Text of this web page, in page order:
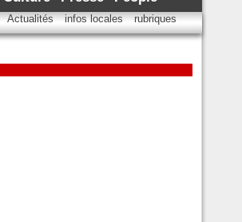
Actualités infos locales rubriques